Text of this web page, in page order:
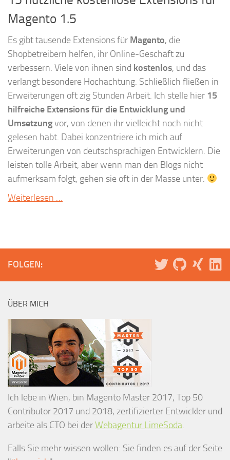
Magento 1.5
Es gibt tausende Extensions für Magento, die
Shopbetreibern helfen, ihr Online-Geschäft zu
verbessern. Viele von ihnen sind kostenlos, und das
verlangt besondere Hochachtung. Schließlich fließen in
Erweiterungen oft zig Stunden Arbeit. Ich stelle hier 15
hilfreiche Extensions für die Entwicklung und
Umsetzungvor, von denen ihr vielleicht noch nicht
gelesen habt. Dabei konzentriere ich mich auf
Erweiterungen von deutschsprachigen Entwicklern. Die
leisten tolle Arbeit, aber wenn man den Blogs nicht
aufmerksam folgt, gehen sie oft in der Masse unter.
Weiterlesen …
FOLGEN:
ÜBER MICH
Ich lebe in Wien, bin Magento Master 2017, Top 50
Contributor 2017 und 2018, zertifizierter Entwickler und
arbeite als CTO bei derWebagentur LimeSoda.
Falls Sie mehr wissen wollen: Sie finden es auf der Seite